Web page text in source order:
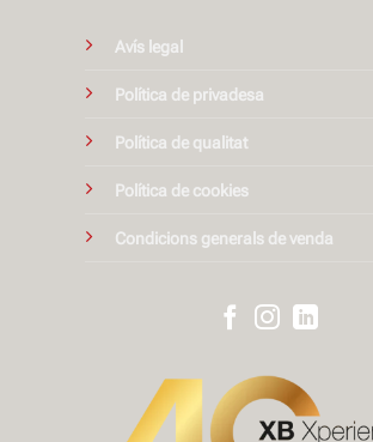
Avís legal
Política de privadesa
Política de qualitat
Política de cookies
Condicions generals de venda